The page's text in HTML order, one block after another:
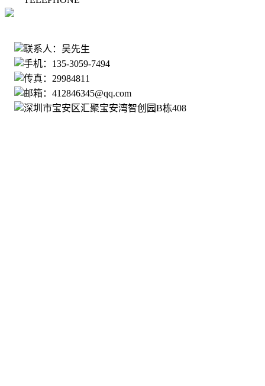
联系人：吴先生
手机：135-3059-7494
传真：29984811
邮箱：412846345@qq.com
深圳市宝安区汇聚宝安湾智创园B栋408